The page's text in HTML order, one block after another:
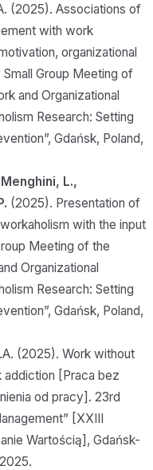
(2025). Associations of
with work
organizational
Group Meeting of
and Organizational
Research: Setting
Gdańsk, Poland,
L.,
(2025). Presentation of
with the input
Meeting of the
Organizational
Research: Setting
Gdańsk, Poland,
(2025). Work without
[Praca bez
od pracy]. 23rd
[XXIII
Wartością], Gdańsk-